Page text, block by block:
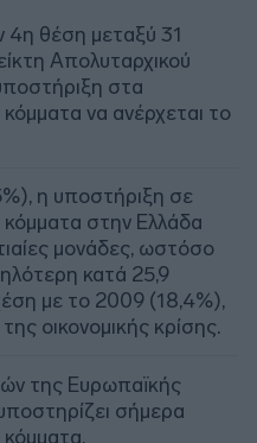
4η θέση μεταξύ 31
Απολυταρχικού
στα
κόμματα να ανέρχεται το
η υποστήριξη σε
κόμματα στην Ελλάδα
μονάδες, ωστόσο
κατά 25,9
με το 2009 (18,4%),
οικονομικής κρίσης.
της Ευρωπαϊκής
σήμερα
κόμματα.